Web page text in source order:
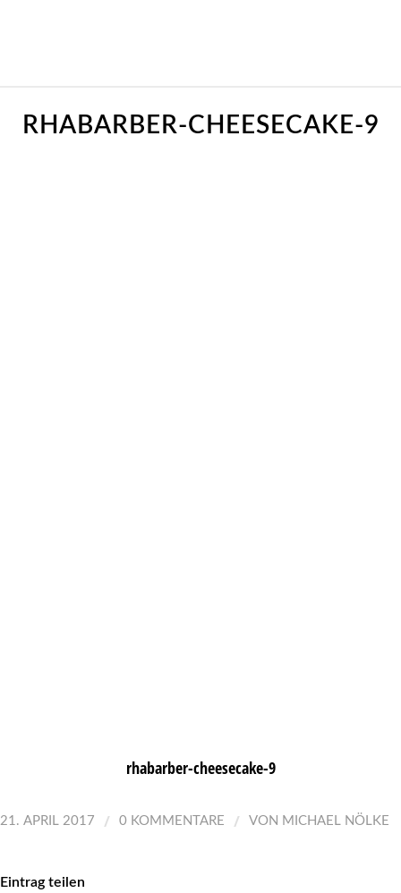
RHABARBER-CHEESECAKE-9
rhabarber-cheesecake-9
21. APRIL 2017 / 0 KOMMENTARE / VON MICHAEL NÖLKE
Eintrag teilen